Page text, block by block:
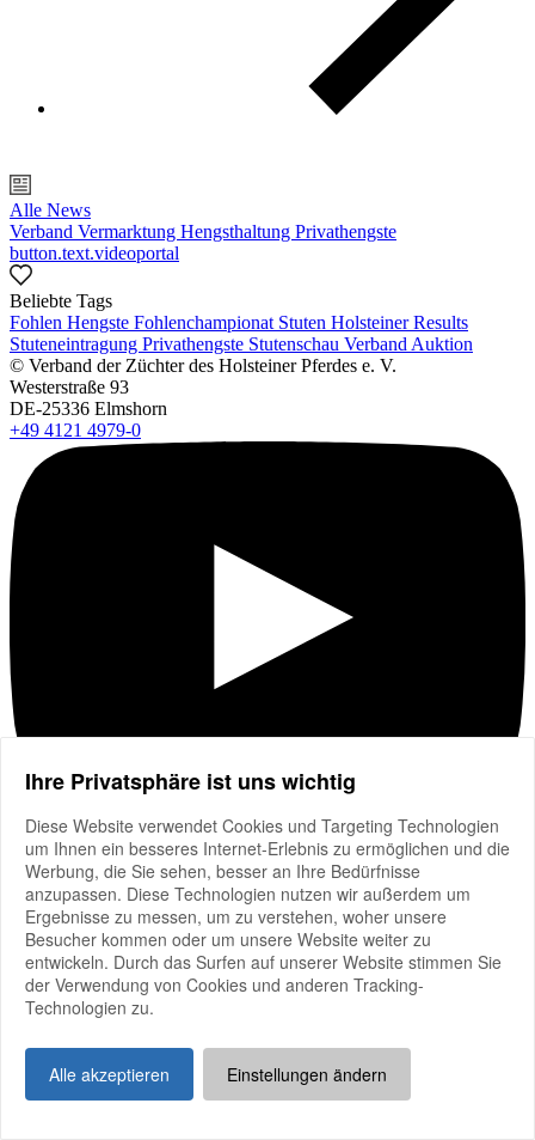
Alle News
Verband Vermarktung Hengsthaltung Privathengste
button.text.videoportal
Beliebte Tags
Fohlen Hengste Fohlenchampionat Stuten Holsteiner Results
Stuteneintragung Privathengste Stutenschau Verband Auktion
© Verband der Züchter des Holsteiner Pferdes e. V.
Westerstraße 93
DE-25336 Elmshorn
+49 4121 4979-0
Ihre Privatsphäre ist uns wichtig
Diese Website verwendet Cookies und Targeting Technologien
um Ihnen ein besseres Internet-Erlebnis zu ermöglichen und die
Werbung, die Sie sehen, besser an Ihre Bedürfnisse
anzupassen. Diese Technologien nutzen wir außerdem um
Ergebnisse zu messen, um zu verstehen, woher unsere
Besucher kommen oder um unsere Website weiter zu
entwickeln. Durch das Surfen auf unserer Website stimmen Sie
der Verwendung von Cookies und anderen Tracking-
Technologien zu.
Alle akzeptieren Einstellungen ändern